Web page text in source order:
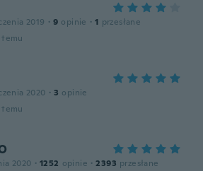
2019 · 9 opinie · 1 przesłane
temu
2020 · 3 opinie
temu
2020 · 1252 opinie · 2393 przesłane